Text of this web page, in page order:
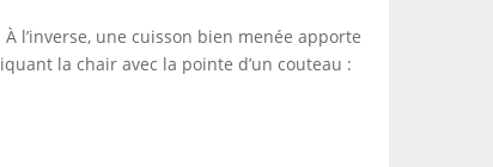
l’inverse, une cuisson bien menée apporte
la chair avec la pointe d’un couteau :